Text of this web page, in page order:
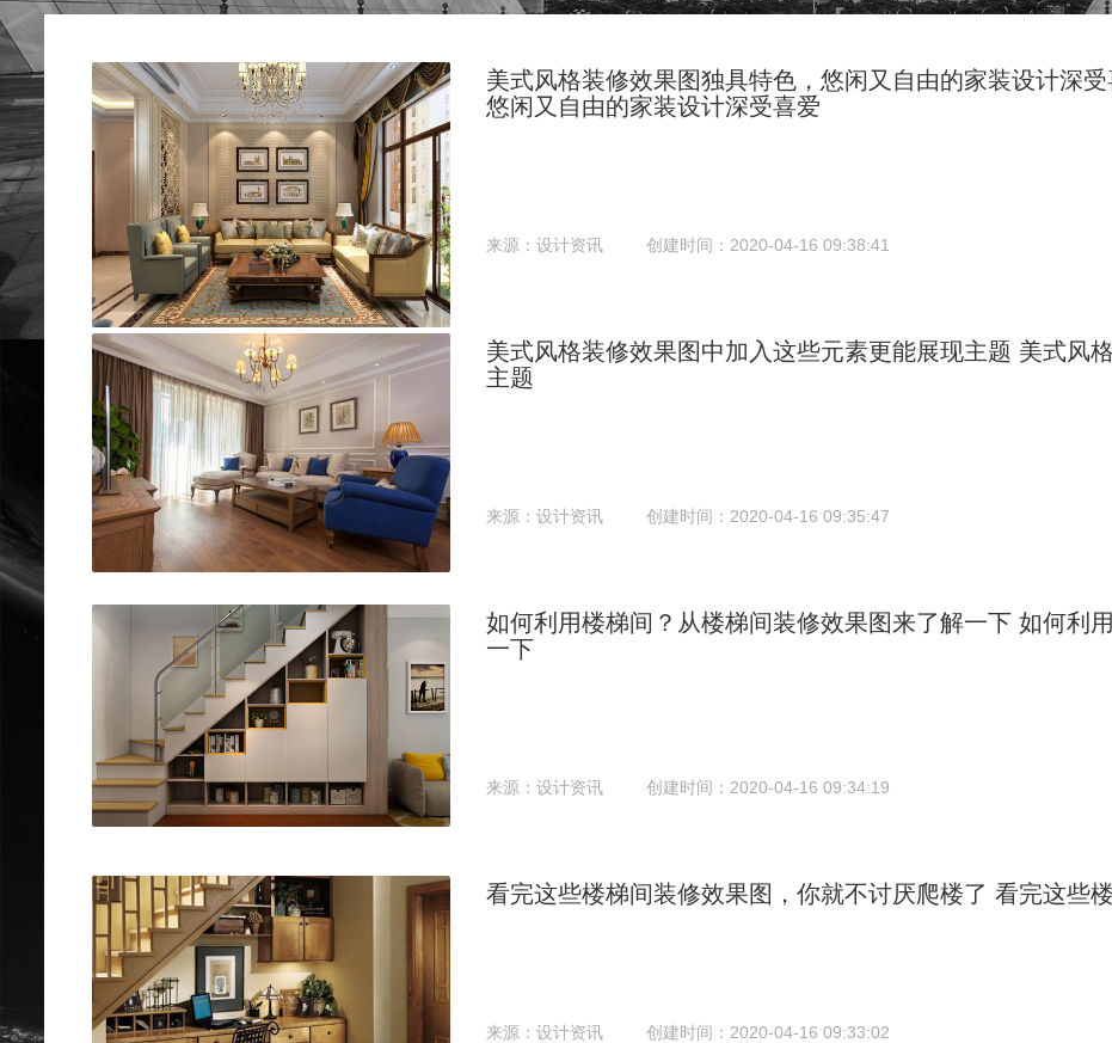
美式风格装修效果图独具特色，悠闲又自由的家装设计深受
悠闲又自由的家装设计深受喜爱
来源：设计资讯 创建时间：2020-04-16 09:38:41
美式风格装修效果图中加入这些元素更能展现主题 美式风
主题
来源：设计资讯 创建时间：2020-04-16 09:35:47
如何利用楼梯间？从楼梯间装修效果图来了解一下 如何利
一下
来源：设计资讯 创建时间：2020-04-16 09:34:19
看完这些楼梯间装修效果图，你就不讨厌爬楼了 看完这些
来源：设计资讯 创建时间：2020-04-16 09:33:02